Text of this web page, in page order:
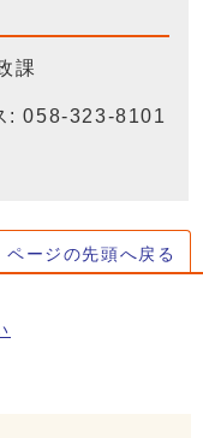
課
: 058-323-8101
ページの先頭へ戻る